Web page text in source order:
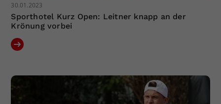
30.01.2023
Sporthotel Kurz Open: Leitner knapp an der
Krönung vorbei